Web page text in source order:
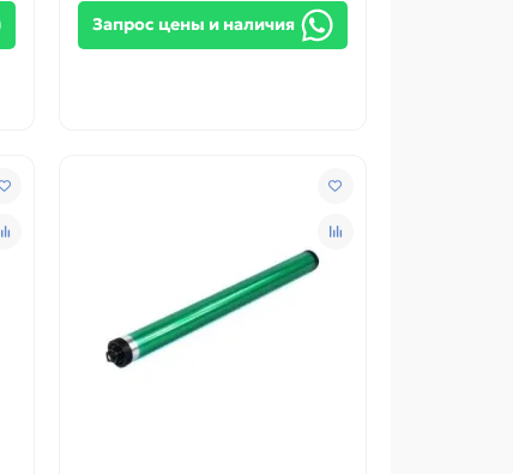
Запрос цены и наличия